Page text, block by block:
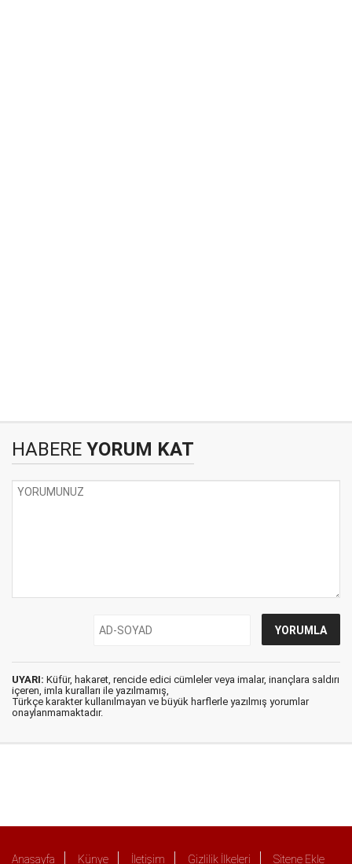
HABERE YORUM KAT
UYARI: Küfür, hakaret, rencide edici cümleler veya imalar, inançlara saldırı
içeren, imla kuralları ile yazılmamış,
Türkçe karakter kullanılmayan ve büyük harflerle yazılmış yorumlar
onaylanmamaktadır.
Anasayfa Künye İletişim Gizlilik İlkeleri Sitene Ekle